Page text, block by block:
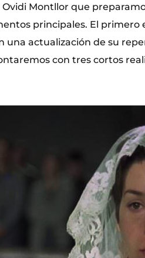
Montllor que
principales. El primero
una actualización de su
con tres cortos